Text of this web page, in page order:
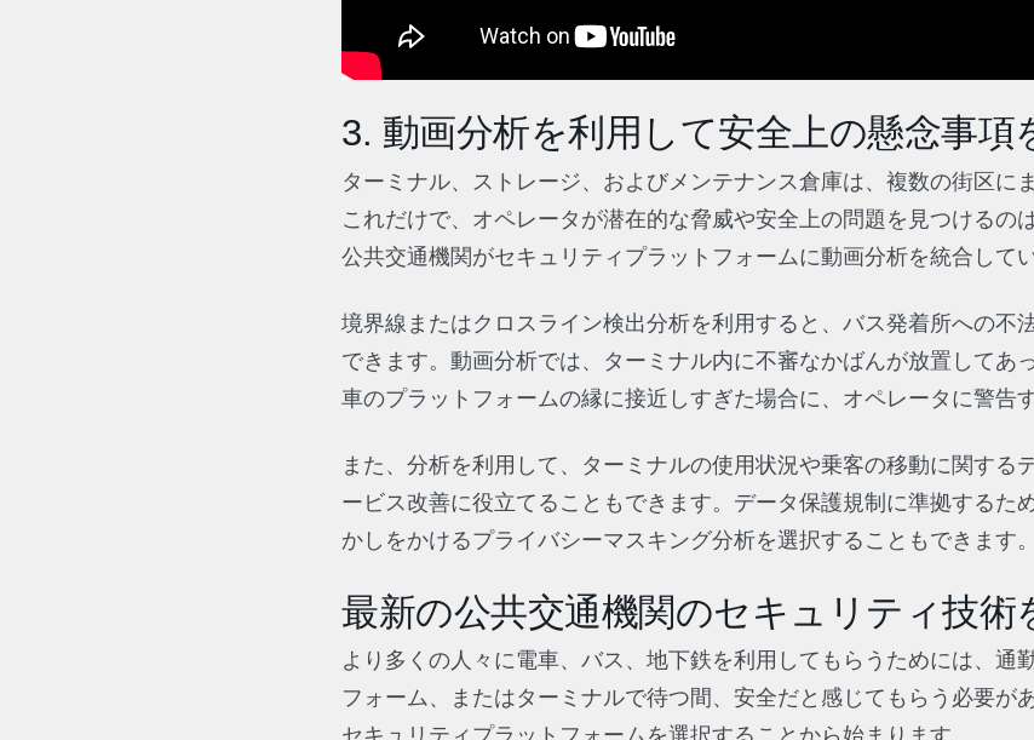
3. 動画分析を利用して安全上の懸念事項
ターミナル、ストレージ、およびメンテナンス倉庫は、複数の街区に
これだけで、オペレータが潜在的な脅威や安全上の問題を見つけるの
公共交通機関がセキュリティプラットフォームに動画分析を統合して
境界線またはクロスライン検出分析を利用すると、バス発着所への不
できます。動画分析では、ターミナル内に不審なかばんが放置してあ
車のプラットフォームの縁に接近しすぎた場合に、オペレータに警告
また、分析を利用して、ターミナルの使用状況や乗客の移動に関する
ービス改善に役立てることもできます。データ保護規制に準拠するた
かしをかけるプライバシーマスキング分析を選択することもできます。
最新の公共交通機関のセキュリティ技術
より多くの人々に電車、バス、地下鉄を利用してもらうためには、通
フォーム、またはターミナルで待つ間、安全だと感じてもらう必要が